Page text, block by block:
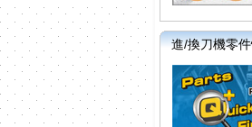
進/換刀機零